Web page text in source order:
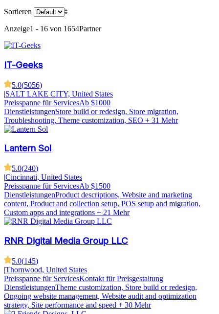
Sortieren
Anzeige1 - 16 von 1654Partner
IT-Geeks
5.0(5056)
|SALT LAKE CITY, United States
Preisspanne für ServicesAb $1000
DienstleistungenStore build or redesign, Store migration,
Troubleshooting, Theme customization, SEO + 31 Mehr
Lantern Sol
5.0(240)
|Cincinnati, United States
Preisspanne für ServicesAb $1500
DienstleistungenProduct descriptions, Website and marketing
content, Product and collection setup, POS setup and migration,
Custom apps and integrations + 21 Mehr
RNR Digital Media Group LLC
5.0(145)
|Thornwood, United States
Preisspanne für ServicesKontakt für Preisgestaltung
DienstleistungenTheme customization, Store build or redesign,
Ongoing website management, Website audit and optimization
strategy, Site performance and speed + 30 Mehr